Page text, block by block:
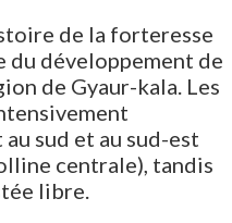
de la forteresse
du développement de
de Gyaur-kala. Les
sud et au sud-est
centrale), tandis
libre.